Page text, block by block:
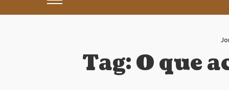
Tag:O que